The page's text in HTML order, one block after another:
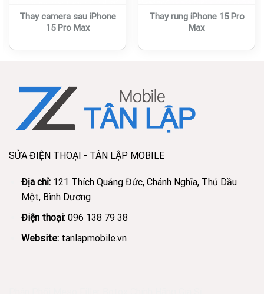
Thay camera sau iPhone
15 Pro Max
Thay rung iPhone 15 Pro
Max
SỬA ĐIỆN THOẠI - TÂN LẬP MOBILE
Địa chỉ: 121 Thích Quảng Đức, Chánh Nghĩa, Thủ Dầu
Một, Bình Dương
Điện thoại: 096 138 79 38
Website: tanlapmobile.vn